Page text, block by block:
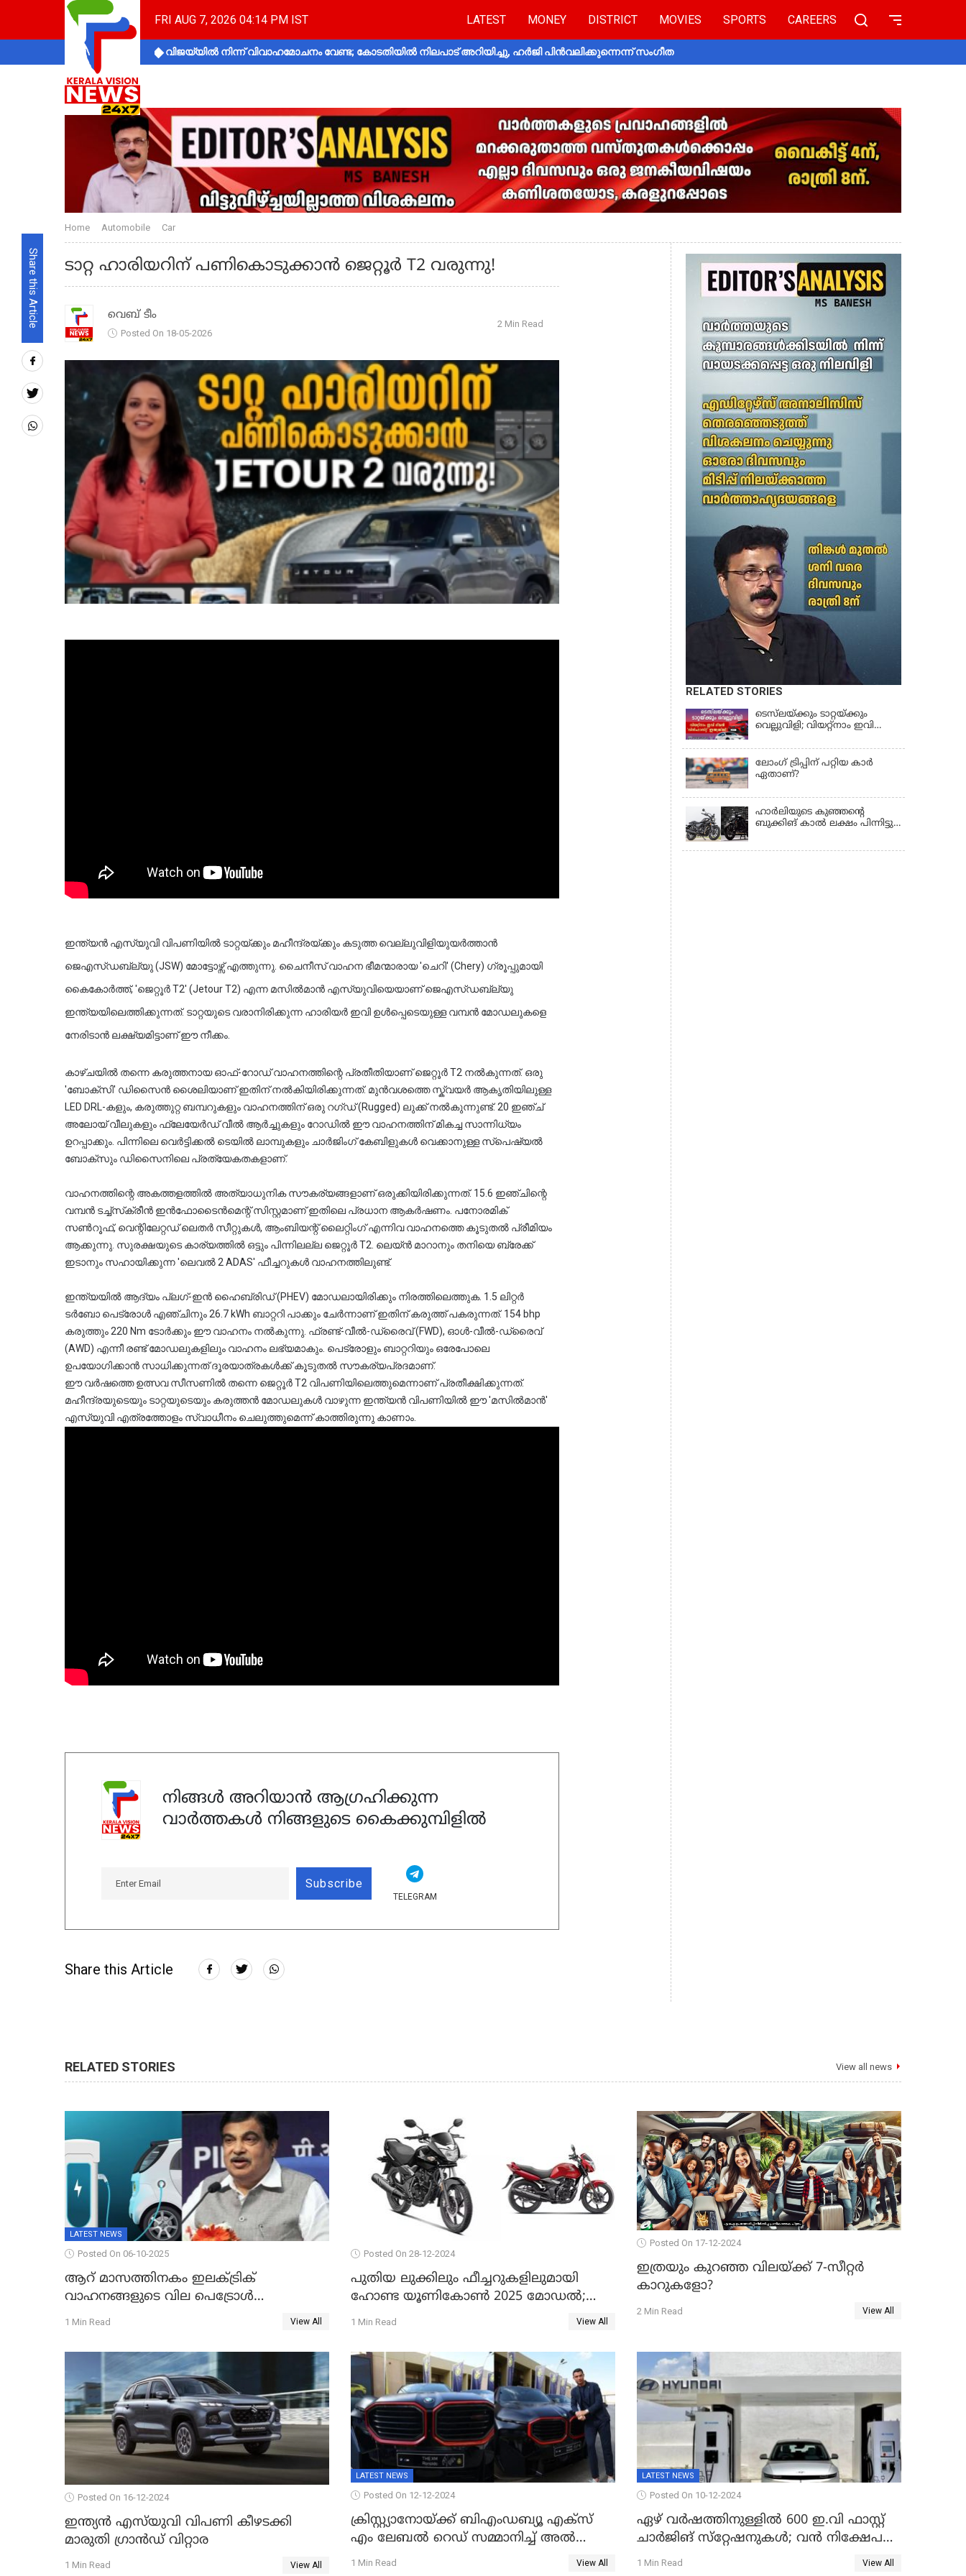
FRI AUG 7, 2026 04:14 PM IST LATEST MONEY DISTRICT MOVIES SPORTS CAREERS
വിജയ്‌യിൽ നിന്ന് വിവാഹമോചനം വേണ്ട; കോടതിയിൽ നിലപാട് അറിയിച്ചു, ഹർജി പിൻവലിക്കുന്നെന്ന് സംഗീത
Share this Article
Home Automobile Car
ടാറ്റ ഹാരിയറിന് പണികൊടുക്കാൻ ജെറ്റൂർ T2 വരുന്നു!
വെബ് ടീം
Posted On 18-05-2026
2 Min Read
ഇന്ത്യൻ എസ്‌യുവി വിപണിയിൽ ടാറ്റയ്ക്കും മഹീന്ദ്രയ്ക്കും കടുത്ത വെല്ലുവിളിയുയർത്താൻ
ജെഎസ്ഡബ്ല്യു (JSW) മോട്ടോഴ്സ് എത്തുന്നു. ചൈനീസ് വാഹന ഭീമന്മാരായ 'ചെറി' (Chery) ഗ്രൂപ്പുമായി
കൈകോർത്ത്, 'ജെറ്റൂർ T2' (Jetour T2) എന്ന മസിൽമാൻ എസ്‌യുവിയെയാണ് ജെഎസ്ഡബ്ല്യു
ഇന്ത്യയിലെത്തിക്കുന്നത്. ടാറ്റയുടെ വരാനിരിക്കുന്ന ഹാരിയർ ഇവി ഉൾപ്പെടെയുള്ള വമ്പൻ മോഡലുകളെ
നേരിടാൻ ലക്ഷ്യമിട്ടാണ് ഈ നീക്കം.
കാഴ്ചയിൽ തന്നെ കരുത്തനായ ഓഫ്-റോഡ് വാഹനത്തിന്റെ പ്രതീതിയാണ് ജെറ്റൂർ T2 നൽകുന്നത്. ഒരു
'ബോക്സി' ഡിസൈൻ ശൈലിയാണ് ഇതിന് നൽകിയിരിക്കുന്നത്. മുൻവശത്തെ സ്ക്വയർ ആകൃതിയിലുള്ള
LED DRL-കളും, കരുത്തുറ്റ ബമ്പറുകളും വാഹനത്തിന് ഒരു റഗ്ഡ് (Rugged) ലുക്ക് നൽകുന്നുണ്ട്. 20 ഇഞ്ച്
അലോയ് വീലുകളും ഫ്ലേയേർഡ് വീൽ ആർച്ചുകളും റോഡിൽ ഈ വാഹനത്തിന് മികച്ച സാന്നിധ്യം
ഉറപ്പാക്കും. പിന്നിലെ വെർട്ടിക്കൽ ടെയിൽ ലാമ്പുകളും ചാർജിംഗ് കേബിളുകൾ വെക്കാനുള്ള സ്പെഷ്യൽ
ബോക്സും ഡിസൈനിലെ പ്രത്യേകതകളാണ്.
വാഹനത്തിന്റെ അകത്തളത്തിൽ അത്യാധുനിക സൗകര്യങ്ങളാണ് ഒരുക്കിയിരിക്കുന്നത്. 15.6 ഇഞ്ചിന്റെ
വമ്പൻ ടച്ച്‌സ്‌ക്രീൻ ഇൻഫോടൈൻമെന്റ് സിസ്റ്റമാണ് ഇതിലെ പ്രധാന ആകർഷണം. പനോരമിക്
സൺറൂഫ്, വെന്റിലേറ്റഡ് ലെതർ സീറ്റുകൾ, ആംബിയന്റ് ലൈറ്റിംഗ് എന്നിവ വാഹനത്തെ കൂടുതൽ പ്രീമിയം
ആക്കുന്നു. സുരക്ഷയുടെ കാര്യത്തിൽ ഒട്ടും പിന്നിലല്ല ജെറ്റൂർ T2. ലെയ്ൻ മാറാനും തനിയെ ബ്രേക്ക്
ഇടാനും സഹായിക്കുന്ന 'ലെവൽ 2 ADAS' ഫീച്ചറുകൾ വാഹനത്തിലുണ്ട്.
ഇന്ത്യയിൽ ആദ്യം പ്ലഗ്-ഇൻ ഹൈബ്രിഡ് (PHEV) മോഡലായിരിക്കും നിരത്തിലെത്തുക. 1.5 ലിറ്റർ
ടർബോ പെട്രോൾ എഞ്ചിനും 26.7 kWh ബാറ്ററി പാക്കും ചേർന്നാണ് ഇതിന് കരുത്ത് പകരുന്നത്. 154 bhp
കരുത്തും 220 Nm ടോർക്കും ഈ വാഹനം നൽകുന്നു. ഫ്രണ്ട്-വീൽ-ഡ്രൈവ് (FWD), ഓൾ-വീൽ-ഡ്രൈവ്
(AWD) എന്നീ രണ്ട് മോഡലുകളിലും വാഹനം ലഭ്യമാകും. പെട്രോളും ബാറ്ററിയും ഒരേപോലെ
ഉപയോഗിക്കാൻ സാധിക്കുന്നത് ദൂരയാത്രകൾക്ക് കൂടുതൽ സൗകര്യപ്രദമാണ്.
ഈ വർഷത്തെ ഉത്സവ സീസണിൽ തന്നെ ജെറ്റൂർ T2 വിപണിയിലെത്തുമെന്നാണ് പ്രതീക്ഷിക്കുന്നത്.
മഹീന്ദ്രയുടെയും ടാറ്റയുടെയും കരുത്തൻ മോഡലുകൾ വാഴുന്ന ഇന്ത്യൻ വിപണിയിൽ ഈ 'മസിൽമാൻ'
എസ്‌യുവി എത്രത്തോളം സ്വാധീനം ചെലുത്തുമെന്ന് കാത്തിരുന്നു കാണാം.
നിങ്ങൾ അറിയാൻ ആഗ്രഹിക്കുന്ന
വാർത്തകൾ നിങ്ങളുടെ കൈക്കുമ്പിളിൽ
Subscribe
TELEGRAM
Share this Article
RELATED STORIES
ടെസ്‌ലയ്ക്കും ടാറ്റയ്ക്കും
വെല്ലുവിളി; വിയറ്റ്നാം ഇവി
ലോംഗ് ട്രിപ്പിന് പറ്റിയ കാർ
ഏതാണ്?
ഹാർലിയുടെ കുഞ്ഞന്റെ
ബുക്കിങ് കാൽ ലക്ഷം പിന്നിട്ടു;
RELATED STORIES View all news
LATEST NEWS
Posted On 06-10-2025
ആറ് മാസത്തിനകം ഇലക്‌ട്രിക്
വാഹനങ്ങളുടെ വില പെട്രോൾ
വാഹനങ്ങൾക്ക് തുല്യമാകും: കേന്ദ്രമന്ത്രി
1 Min Read View All
Posted On 28-12-2024
പുതിയ ലുക്കിലും ഫീച്ചറുകളിലുമായി
ഹോണ്ട യൂണികോൺ 2025 മോഡൽ;
ലക്ഷം കടന്ന് വിലയും
1 Min Read View All
Posted On 17-12-2024
ഇത്രയും കുറഞ്ഞ വിലയ്ക്ക് 7-സീറ്റർ
കാറുകളോ?
2 Min Read View All
Posted On 16-12-2024
ഇന്ത്യൻ എസ്‌യുവി വിപണി കീഴടക്കി
മാരുതി ഗ്രാൻഡ് വിറ്റാര
1 Min Read View All
LATEST NEWS
Posted On 12-12-2024
ക്രിസ്റ്റ്യാനോയ്ക്ക് ബിഎംഡബ്യൂ എക്‌സ്
എം ലേബല്‍ റെഡ് സമ്മാനിച്ച് അല്‍
നസര്‍
1 Min Read View All
LATEST NEWS
Posted On 10-12-2024
ഏഴ് വർഷത്തിനുള്ളിൽ 600 ഇ.വി ഫാസ്റ്റ്
ചാര്‍ജിങ് സ്‌റ്റേഷനുകൾ; വൻ നിക്ഷേപ
പദ്ധതിയുമായി ഹ്യൂണ്ടായ്
1 Min Read View All